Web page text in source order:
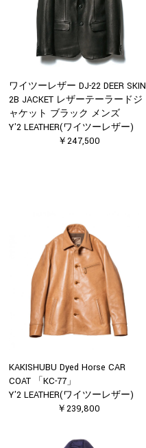
ワイツーレザー DJ-22 DEER SKIN
2B JACKET レザーテーラードジ
ャケット ブラック メンズ
Y'2 LEATHER(ワイツーレザー)
￥247,500
KAKISHUBU Dyed Horse CAR
COAT 「KC-77」
Y'2 LEATHER(ワイツーレザー)
￥239,800